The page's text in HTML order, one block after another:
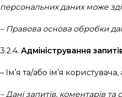
персональних даних може
– Правова основа обробки
3.2.4. Адміністрування
– Ім’я та/або ім’я
– Дані запитів, коментарів